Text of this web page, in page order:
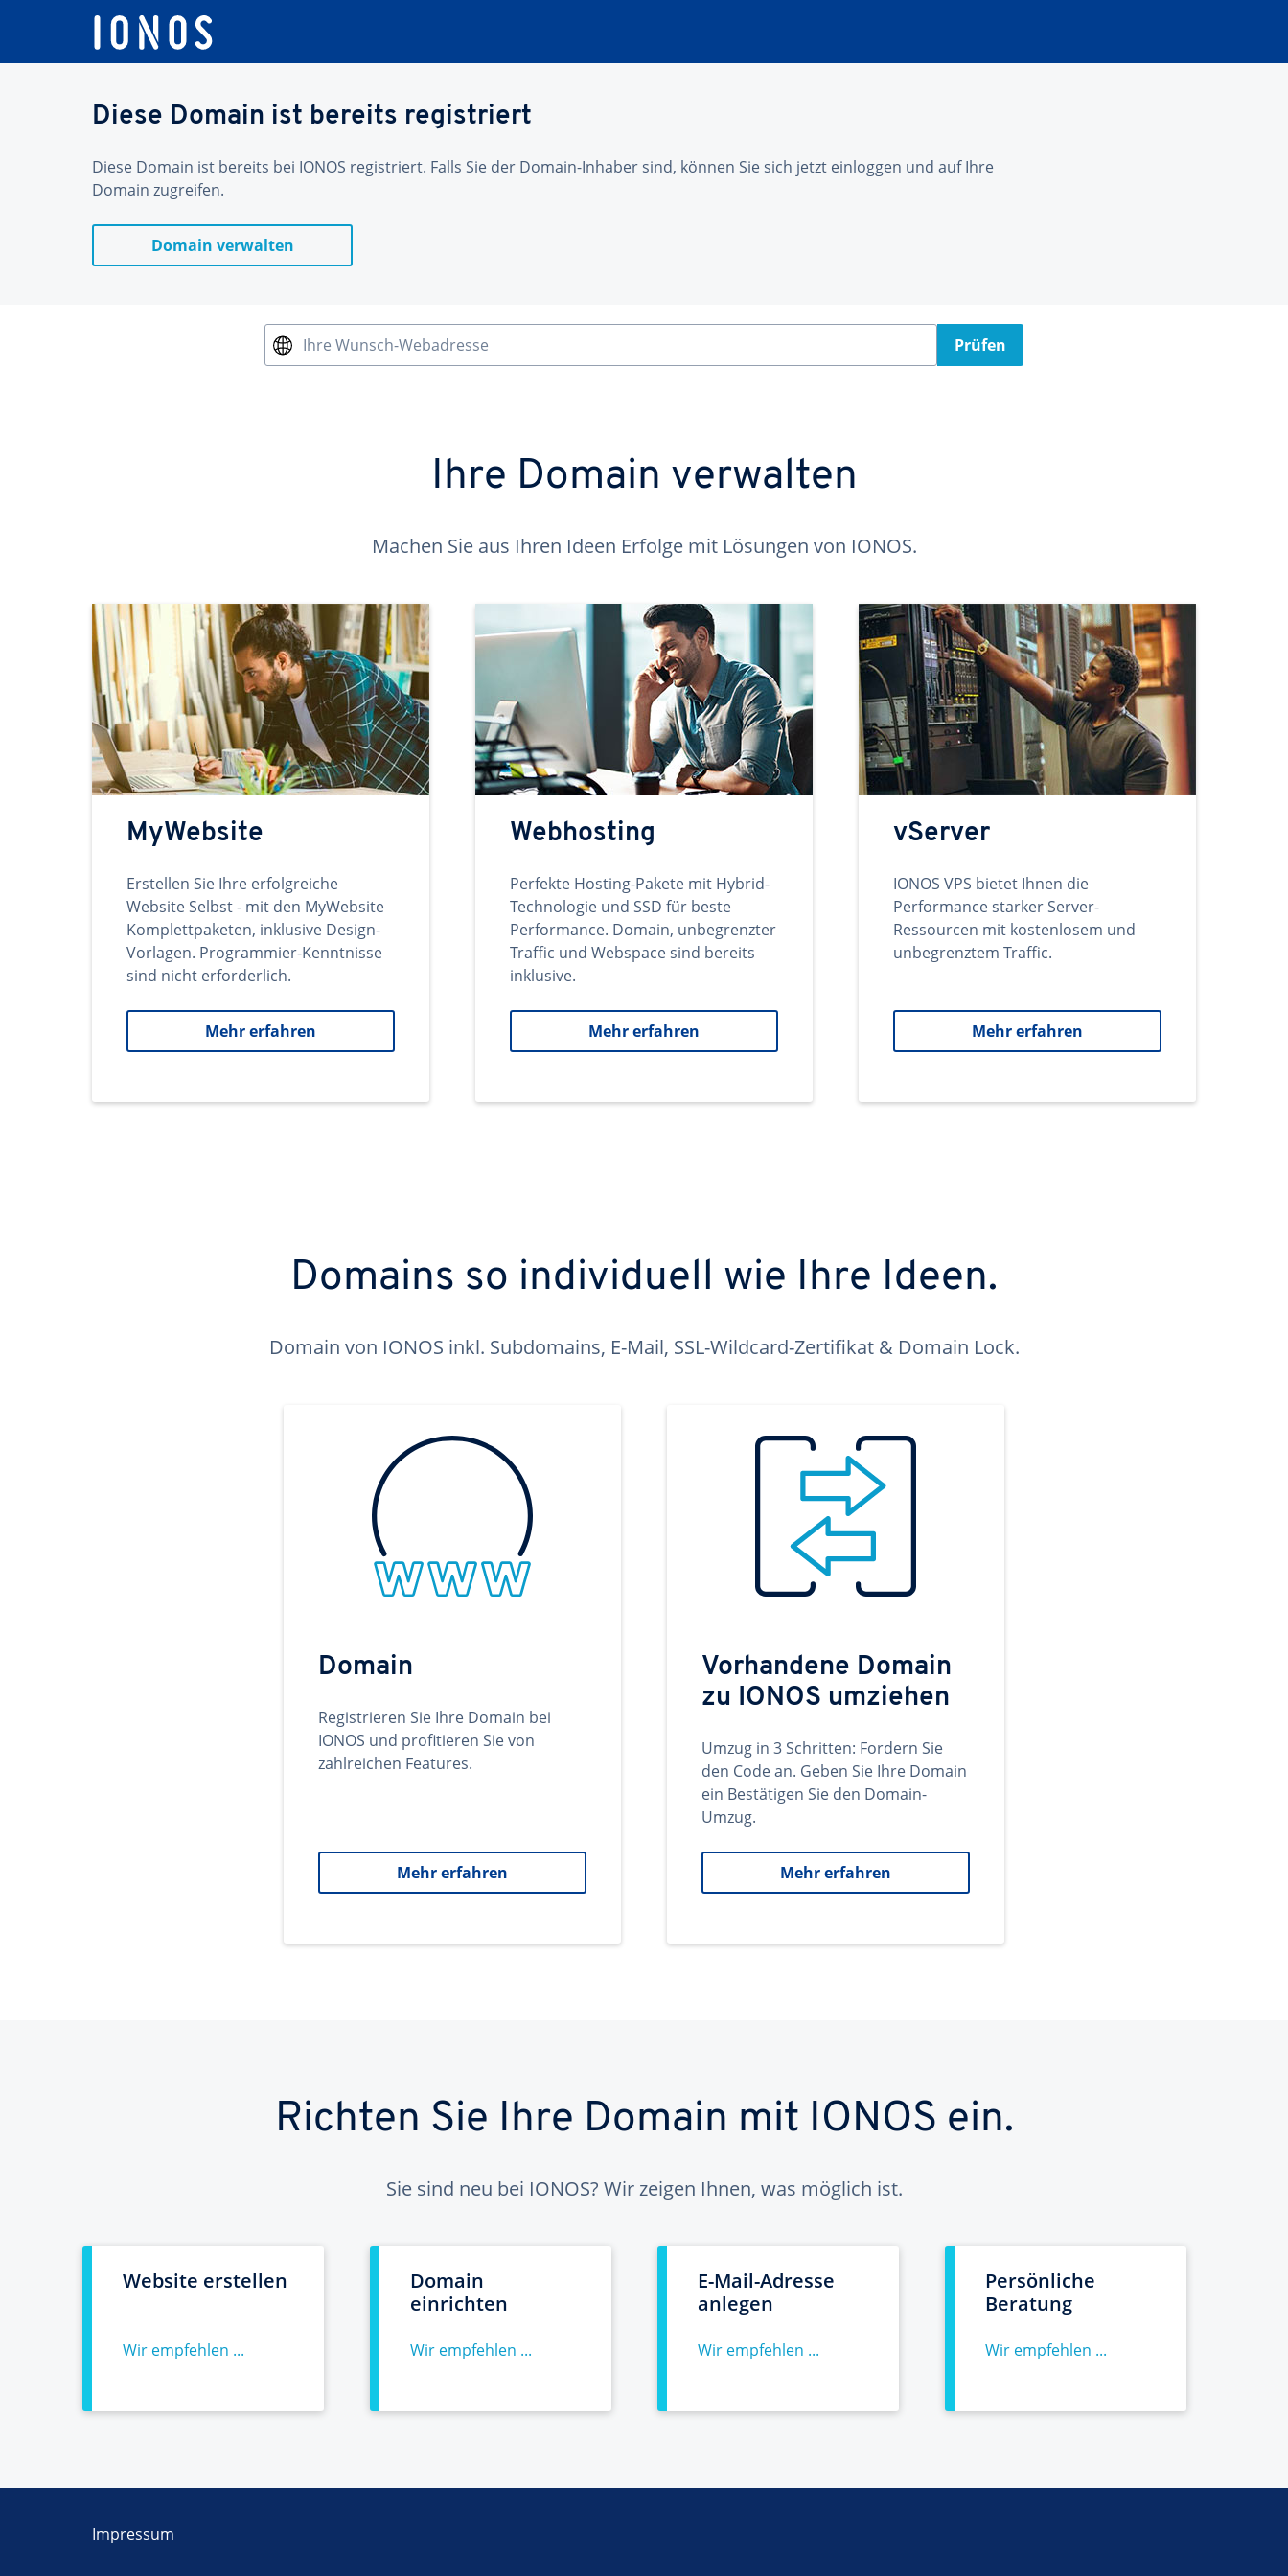
Diese Domain ist bereits registriert
Diese Domain ist bereits bei IONOS registriert. Falls Sie der Domain-Inhaber sind, können Sie sich jetzt einloggen und auf Ihre
Domain zugreifen.
Domain verwalten
Ihre Wunsch-Webadresse Prüfen
Ihre Domain verwalten
Machen Sie aus Ihren Ideen Erfolge mit Lösungen von IONOS.
MyWebsite
Erstellen Sie Ihre erfolgreiche
Website Selbst - mit den MyWebsite
Komplettpaketen, inklusive Design-
Vorlagen. Programmier-Kenntnisse
sind nicht erforderlich.
Mehr erfahren
Webhosting
Perfekte Hosting-Pakete mit Hybrid-
Technologie und SSD für beste
Performance. Domain, unbegrenzter
Traffic und Webspace sind bereits
inklusive.
Mehr erfahren
vServer
IONOS VPS bietet Ihnen die
Performance starker Server-
Ressourcen mit kostenlosem und
unbegrenztem Traffic.
Mehr erfahren
Domains so individuell wie Ihre Ideen.
Domain von IONOS inkl. Subdomains, E-Mail, SSL-Wildcard-Zertifikat & Domain Lock.
Domain
Registrieren Sie Ihre Domain bei
IONOS und profitieren Sie von
zahlreichen Features.
Mehr erfahren
Vorhandene Domain
zu IONOS umziehen
Umzug in 3 Schritten: Fordern Sie
den Code an. Geben Sie Ihre Domain
ein Bestätigen Sie den Domain-
Umzug.
Mehr erfahren
Richten Sie Ihre Domain mit IONOS ein.
Sie sind neu bei IONOS? Wir zeigen Ihnen, was möglich ist.
Website erstellen
Wir empfehlen ...
Domain
einrichten
Wir empfehlen ...
E-Mail-Adresse
anlegen
Wir empfehlen ...
Persönliche
Beratung
Wir empfehlen ...
Impressum